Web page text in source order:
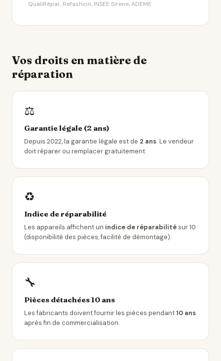
QualiRépar, Refashion, INSEE Sirene, ADEME
Vos droits en matière de
réparation
⚖️
Garantie légale (2 ans)
Depuis 2022, la garantie légale est de 2 ans. Le vendeur
doit réparer ou remplacer gratuitement.
♻️
Indice de réparabilité
Les appareils affichent un indice de réparabilitésur 10
(disponibilité des pièces, facilité de démontage).
🔧
Pièces détachées 10 ans
Les fabricants doivent fournir les pièces pendant10 ans
après fin de commercialisation.